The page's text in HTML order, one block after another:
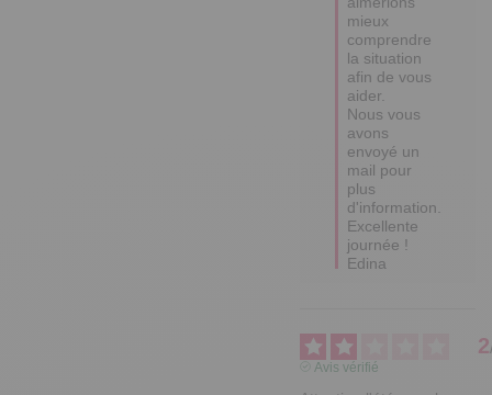
mieux
comprendre
la situation
afin de vous
aider.
Nous vous
avons
envoyé un
mail pour
plus
d'information.
Excellente
journée !
Edina
2
Avis vérifié